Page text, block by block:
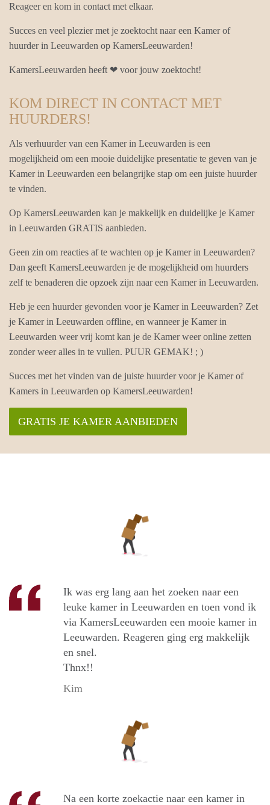
Reageer en kom in contact met elkaar.
Succes en veel plezier met je zoektocht naar een Kamer of
huurder in Leeuwarden op KamersLeeuwarden!
KamersLeeuwarden heeft ❤ voor jouw zoektocht!
KOM DIRECT IN CONTACT MET
HUURDERS!
Als verhuurder van een Kamer in Leeuwarden is een
mogelijkheid om een mooie duidelijke presentatie te geven van je
Kamer in Leeuwarden een belangrijke stap om een juiste huurder
te vinden.
Op KamersLeeuwarden kan je makkelijk en duidelijke je Kamer
in Leeuwarden GRATIS aanbieden.
Geen zin om reacties af te wachten op je Kamer in Leeuwarden?
Dan geeft KamersLeeuwarden je de mogelijkheid om huurders
zelf te benaderen die opzoek zijn naar een Kamer in Leeuwarden.
Heb je een huurder gevonden voor je Kamer in Leeuwarden? Zet
je Kamer in Leeuwarden offline, en wanneer je Kamer in
Leeuwarden weer vrij komt kan je de Kamer weer online zetten
zonder weer alles in te vullen. PUUR GEMAK! ; )
Succes met het vinden van de juiste huurder voor je Kamer of
Kamers in Leeuwarden op KamersLeeuwarden!
GRATIS JE KAMER AANBIEDEN
Ik was erg lang aan het zoeken naar een
leuke kamer in Leeuwarden en toen vond ik
via KamersLeeuwarden een mooie kamer in
Leeuwarden. Reageren ging erg makkelijk
en snel.
Thnx!!
Kim
Na een korte zoekactie naar een kamer in